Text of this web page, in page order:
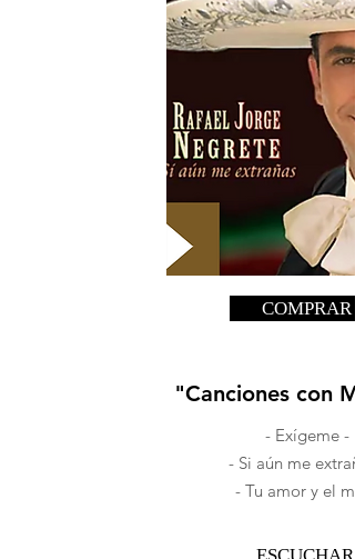
COMPRAR
"Canciones con
- Exígeme -
- Si aún me
- Tu amor y el